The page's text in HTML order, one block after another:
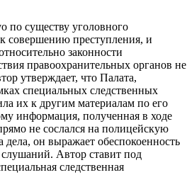
по существу уголовного
к совершению преступления, и
законности
правоохранительных органов не
утверждает, что Палата,
специальных следственных
их к другим материалам по его
информация, полученная в ходе
не сослался на полицейскую
он выражает обеспокоенность
Автор ставит под
следственная